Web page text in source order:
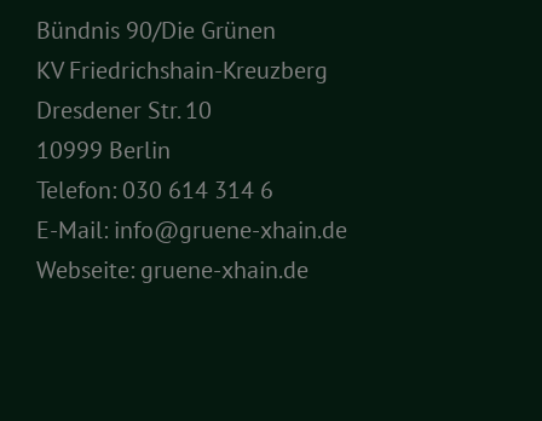
Bündnis 90/Die Grünen
KV Friedrichshain-Kreuzberg
Dresdener Str. 10
10999 Berlin
Telefon: 030 614 314 6
E-Mail: info@gruene-xhain.de
Webseite: gruene-xhain.de